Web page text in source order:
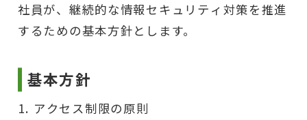
社員が、継続的な情報セキュリティ対策を推進
するための基本方針とします。
基本方針
アクセス制限の原則